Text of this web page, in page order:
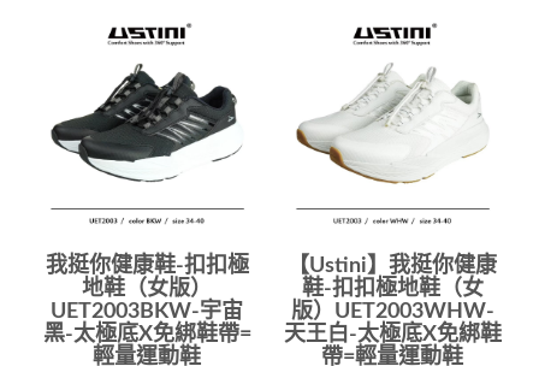
我挺你健康鞋-扣扣極
地鞋（女版）
UET2003BKW-宇宙
黑-太極底X免綁鞋帶=
輕量運動鞋
【Ustini】我挺你健康
鞋-扣扣極地鞋（女
版）UET2003WHW-
天王白-太極底X免綁鞋
帶=輕量運動鞋